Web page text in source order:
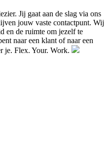
Jij gaat aan de slag via ons
jouw vaste contactpunt. Wij
en de ruimte om jezelf te
naar een klant of naar een
je. Flex. Your. Work.